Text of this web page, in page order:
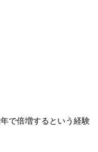
で倍増するという経験